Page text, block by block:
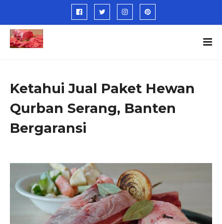
Ketahui Jual Paket Hewan
Qurban Serang, Banten
Bergaransi